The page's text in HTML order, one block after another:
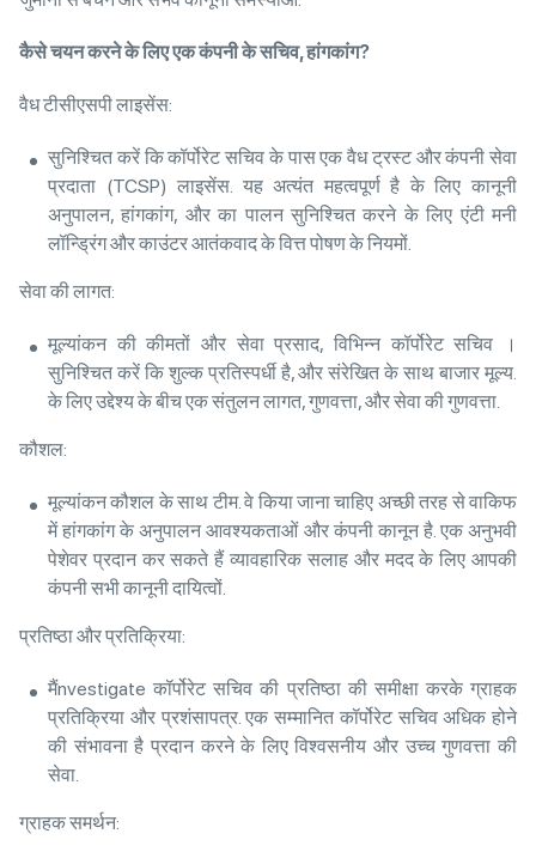
कैसेचयनकरनेकेलिएएककंपनीकेसचिव,हांगकांग?
वैध टीसीएसपी लाइसेंस:
सुनिश्चित करें कि कॉर्पोरेट सचिव के पास एक वैध ट्रस्ट और कंपनी सेवा
प्रदाता (TCSP) लाइसेंस. यह अत्यंत महत्वपूर्ण है के लिए कानूनी
अनुपालन, हांगकांग, और का पालन सुनिश्चित करने के लिए एंटी मनी
लॉन्ड्रिंग और काउंटर आतंकवाद के वित्त पोषण के नियमों.
सेवा की लागत:
मूल्यांकन की कीमतों और सेवा प्रसाद, विभिन्न कॉर्पोरेट सचिव ।
सुनिश्चित करें कि शुल्क प्रतिस्पर्धी है, और संरेखित के साथ बाजार मूल्य.
के लिए उद्देश्य के बीच एक संतुलन लागत, गुणवत्ता, और सेवा की गुणवत्ता.
कौशल:
मूल्यांकन कौशल के साथ टीम. वे किया जाना चाहिए अच्छी तरह से वाकिफ
में हांगकांग के अनुपालन आवश्यकताओं और कंपनी कानून है. एक अनुभवी
पेशेवर प्रदान कर सकते हैं व्यावहारिक सलाह और मदद के लिए आपकी
कंपनी सभी कानूनी दायित्वों.
प्रतिष्ठा और प्रतिक्रिया:
मैंnvestigate कॉर्पोरेट सचिव की प्रतिष्ठा की समीक्षा करके ग्राहक
प्रतिक्रिया और प्रशंसापत्र. एक सम्मानित कॉर्पोरेट सचिव अधिक होने
की संभावना है प्रदान करने के लिए विश्वसनीय और उच्च गुणवत्ता की
सेवा.
ग्राहक समर्थन: